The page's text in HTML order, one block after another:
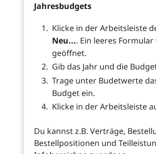
Jahresbudgets
Klicke in der Arbeitsleiste
Neu.... Ein leeres
geöffnet.
Gib das Jahr und die
Trage unter Budetwerte
Budget ein.
Klicke in der Arbeitsleiste
Du kannst z.B. Verträge,
Bestellpositionen und